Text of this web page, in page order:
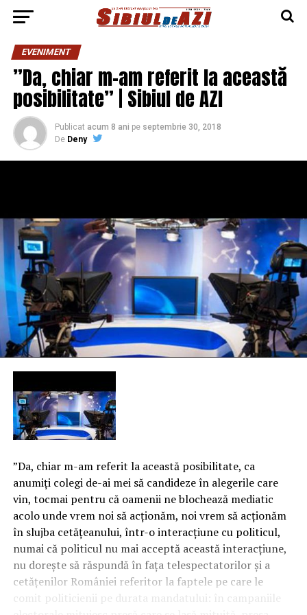
EVENIMENT
”Da, chiar m-am referit la această
posibilitate” | Sibiul de AZI
Publicat acum 8 ani pe septembrie 30, 2018
De Deny
”Da, chiar m-am referit la această posibilitate, ca
anumiţi colegi de-ai mei să candideze în alegerile care
vin, tocmai pentru că oamenii ne blochează mediatic
acolo unde vrem noi să acţionăm, noi vrem să acţionăm
în slujba cetăţeanului, într-o interacţiune cu politicul,
numai că politicul nu mai acceptă această interacţiune,
nu doreşte să răspundă în faţa telespectatorilor şi a
cetăţenilor României referitor la faptele pe care le
comit politicienii pe durata mandatului: în campaniile